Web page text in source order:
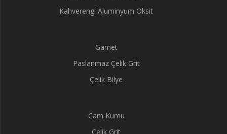
Kahverengi Aluminyum Oksit
Garnet
Paslanmaz Çelik Grit
Çelik Bilye
Cam Kumu
Çelik Grit